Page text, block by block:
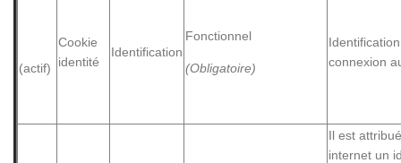
(actif)
Cookie
identité
Identification
Fonctionnel
(Obligatoire)
connexion
Il est
internet un